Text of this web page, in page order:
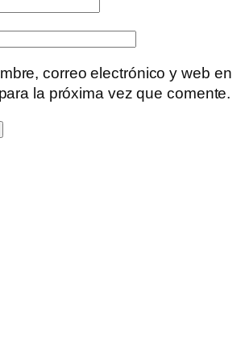
correo electrónico y web en
la próxima vez que comente.